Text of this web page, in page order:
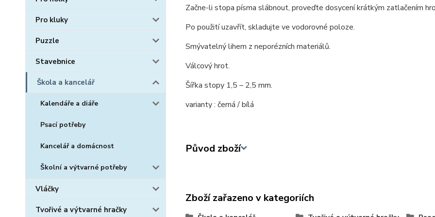
Pro kluky
Puzzle
Stavebnice
Škola a kancelář
Kalendáře a diáře
Psací potřeby
Kancelář a domácnost
Školní a výtvarné potřeby
Vláčky
Tvořivé a výtvarné hračky
Začne-li stopa písma slábnout, proveďte dosycení krátkým zatlačením
Po použití uzavřít, skladujte ve vodorovné poloze.
Smývatelný lihem z neporézních materiálů.
Válcový hrot.
Šířka stopy 1,5 – 2,5 mm.
varianty : černá / bílá
Původ zboží
Zboží zařazeno v kategoriích